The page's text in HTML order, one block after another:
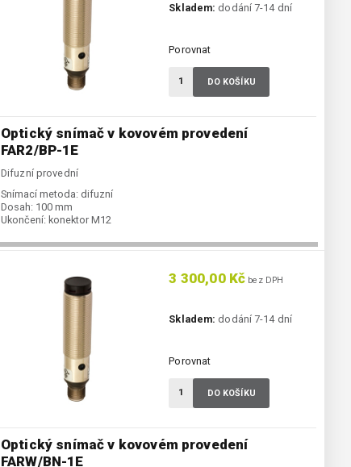
Optický snímač v kovovém provedení
FAR2/BP-1E
Difuzní provední
Snímací metoda: difuzní
Dosah: 100 mm
Ukončení: konektor M12
Skladem: dodání 7-14 dní
Porovnat
DO KOŠÍKU
Optický snímač v kovovém provedení
FARW/BN-1E
3 300,00 Kč bez DPH
Skladem: dodání 7-14 dní
Porovnat
DO KOŠÍKU